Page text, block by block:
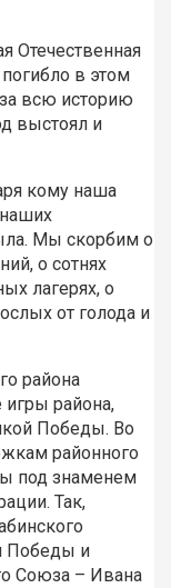
Отечественная
в этом
всю историю
выстоял и
кому наша
Мы скорбим о
о сотнях
лагерях, о
от голода и
района
района,
Победы. Во
районного
под знаменем
Так,
Победы и
Союза – Ивана